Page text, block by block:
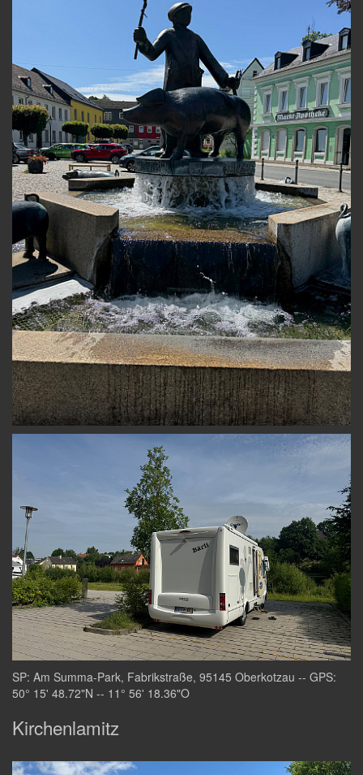
SP: Am Summa-Park, Fabrikstraße, 95145 Oberkotzau -- GPS:
50° 15' 48.72"N -- 11° 56' 18.36"O
Kirchenlamitz